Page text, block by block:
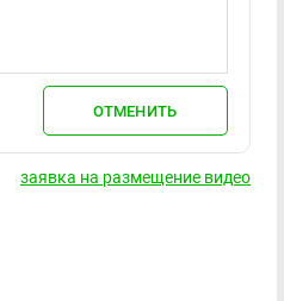
ОТМЕНИТЬ
заявка на размещение видео